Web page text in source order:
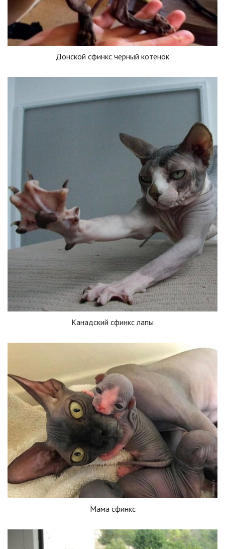
Донской сфинкс черный котенок
Канадский сфинкс лапы
Мама сфинкс